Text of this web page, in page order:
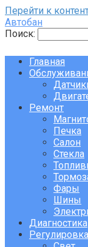
Перейти к
Автобан
Поиск:
Главная
Ремонт
Печка
Салон
Стекла
Фары
Шины
Диагностика
Регулировка